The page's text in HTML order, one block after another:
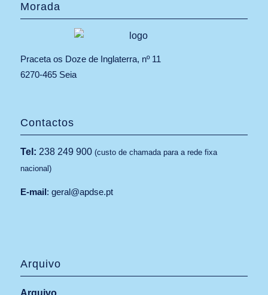
Morada
Praceta os Doze de Inglaterra, nº 11
6270-465 Seia
Contactos
Tel: 238 249 900(custo de chamada para a rede fixa
nacional)
E-mail: geral@apdse.pt
Arquivo